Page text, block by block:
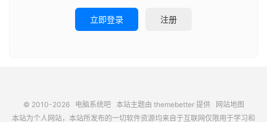
立即登录 注册
© 2010-2026 电脑系统吧本站主题由 themebetter提供
网站地图
本站为个人网站，本站所发布的一切软件资源均来自于互联网仅限用于学习和